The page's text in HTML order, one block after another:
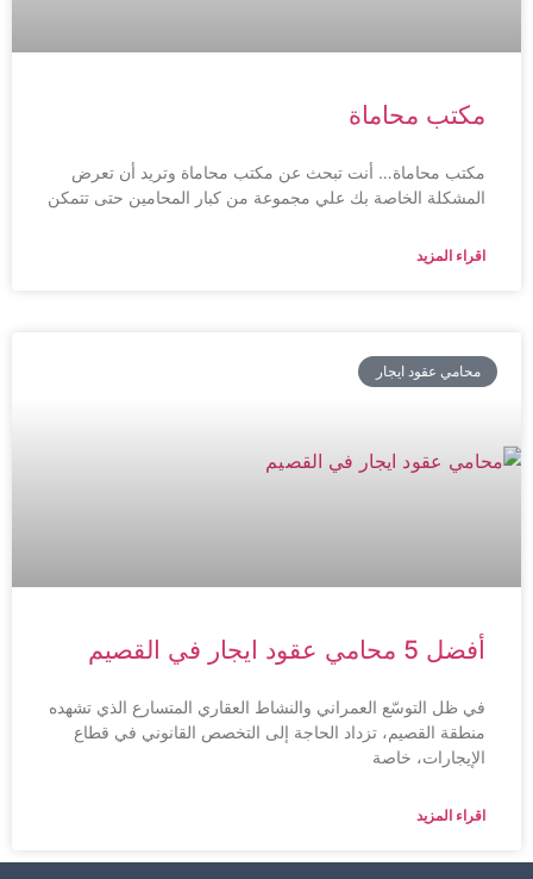
مكتب محاماة
مكتب محاماة… أنت تبحث عن مكتب محاماة وتريد أن تعرض
المشكلة الخاصة بك علي مجموعة من كبار المحامين حتى تتمكن
اقراء المزيد
محامي عقود ايجار
أفضل 5 محامي عقود ايجار في القصيم
في ظل التوسّع العمراني والنشاط العقاري المتسارع الذي تشهده
منطقة القصيم، تزداد الحاجة إلى التخصص القانوني في قطاع
الإيجارات، خاصة
اقراء المزيد